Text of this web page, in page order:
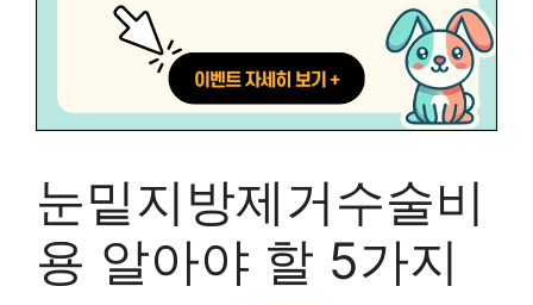
눈밑지방제거수술비
용 알아야 할 5가지